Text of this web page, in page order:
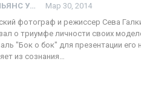
ГЕЙ-АЛЬЯНС УКРАИНА Мар 30, 2014
фотограф и режиссер Сева
о триумфе личности своих
"Бок о бок" для презентации
из сознания…